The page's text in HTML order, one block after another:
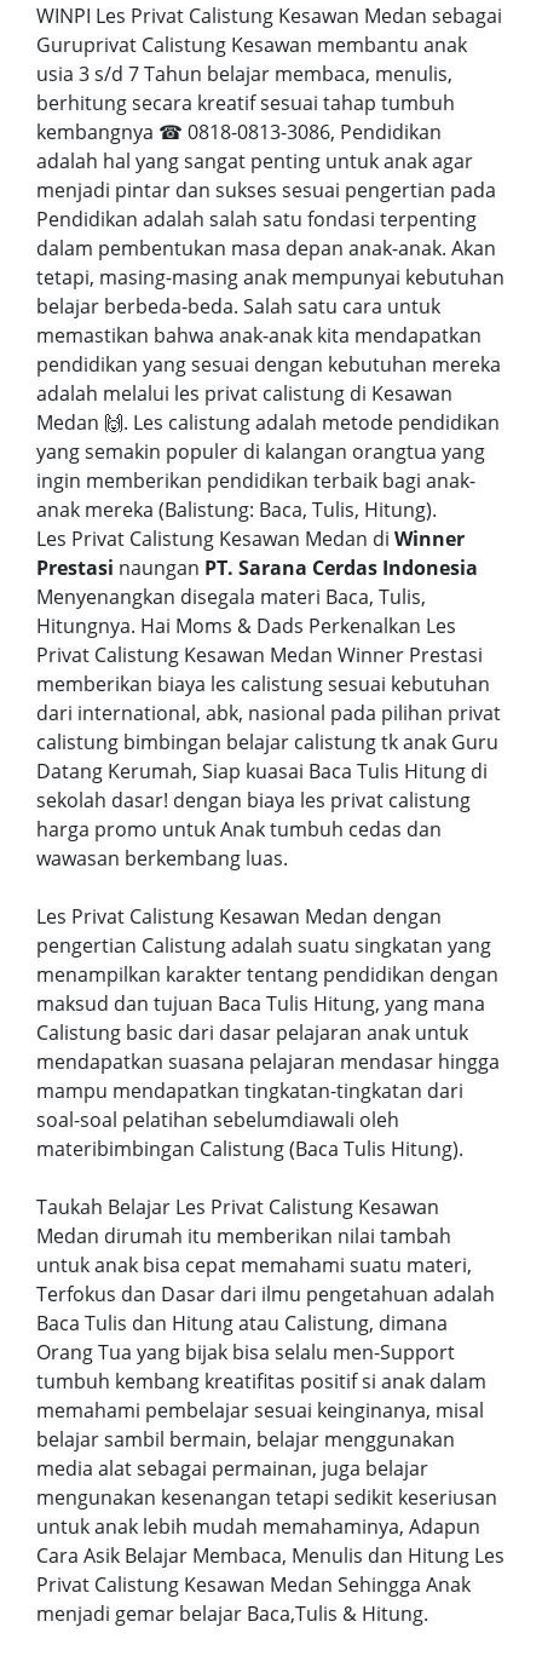
WINPI Les Privat Calistung Kesawan Medan sebagai
Guruprivat Calistung Kesawan membantu anak
usia 3 s/d 7 Tahun belajar membaca, menulis,
berhitung secara kreatif sesuai tahap tumbuh
kembangnya ☎ 0818-0813-3086, Pendidikan
adalah hal yang sangat penting untuk anak agar
menjadi pintar dan sukses sesuai pengertian pada
Pendidikan adalah salah satu fondasi terpenting
dalam pembentukan masa depan anak-anak. Akan
tetapi, masing-masing anak mempunyai kebutuhan
belajar berbeda-beda. Salah satu cara untuk
memastikan bahwa anak-anak kita mendapatkan
pendidikan yang sesuai dengan kebutuhan mereka
adalah melalui les privat calistung di Kesawan
Medan 🙌. Les calistung adalah metode pendidikan
yang semakin populer di kalangan orangtua yang
ingin memberikan pendidikan terbaik bagi anak-
anak mereka (Balistung: Baca, Tulis, Hitung).
Les Privat Calistung Kesawan Medan di Winner
Prestasi naungan PT. Sarana Cerdas Indonesia
Menyenangkan disegala materi Baca, Tulis,
Hitungnya. Hai Moms & Dads Perkenalkan Les
Privat Calistung Kesawan Medan Winner Prestasi
memberikan biaya les calistung sesuai kebutuhan
dari international, abk, nasional pada pilihan privat
calistung bimbingan belajar calistung tk anak Guru
Datang Kerumah, Siap kuasai Baca Tulis Hitung di
sekolah dasar! dengan biaya les privat calistung
harga promo untuk Anak tumbuh cedas dan
wawasan berkembang luas.
Les Privat Calistung Kesawan Medan dengan
pengertian Calistung adalah suatu singkatan yang
menampilkan karakter tentang pendidikan dengan
maksud dan tujuan Baca Tulis Hitung, yang mana
Calistung basic dari dasar pelajaran anak untuk
mendapatkan suasana pelajaran mendasar hingga
mampu mendapatkan tingkatan-tingkatan dari
soal-soal pelatihan sebelumdiawali oleh
materibimbingan Calistung (Baca Tulis Hitung).
Taukah Belajar Les Privat Calistung Kesawan
Medan dirumah itu memberikan nilai tambah
untuk anak bisa cepat memahami suatu materi,
Terfokus dan Dasar dari ilmu pengetahuan adalah
Baca Tulis dan Hitung atau Calistung, dimana
Orang Tua yang bijak bisa selalu men-Support
tumbuh kembang kreatifitas positif si anak dalam
memahami pembelajar sesuai keinginanya, misal
belajar sambil bermain, belajar menggunakan
media alat sebagai permainan, juga belajar
mengunakan kesenangan tetapi sedikit keseriusan
untuk anak lebih mudah memahaminya, Adapun
Cara Asik Belajar Membaca, Menulis dan Hitung Les
Privat Calistung Kesawan Medan Sehingga Anak
menjadi gemar belajar Baca,Tulis & Hitung.